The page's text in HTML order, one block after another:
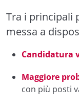
Tra i principali
messa a
Candidatura
Maggiore
con più posti